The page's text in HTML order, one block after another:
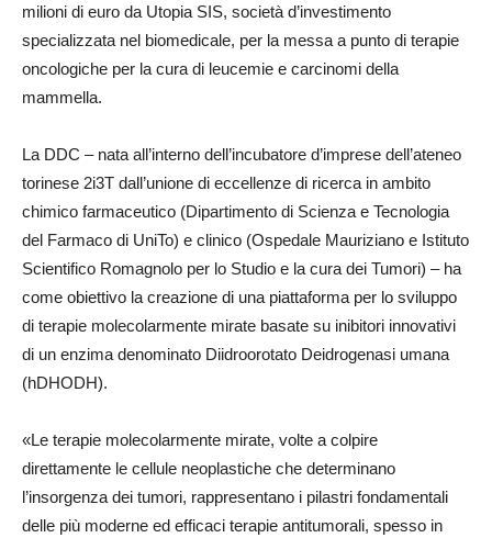
milioni di euro da Utopia SIS, società d’investimento
specializzata nel biomedicale, per la messa a punto di terapie
oncologiche per la cura di leucemie e carcinomi della
mammella.
La DDC – nata all’interno dell’incubatore d’imprese dell’ateneo
torinese 2i3T dall’unione di eccellenze di ricerca in ambito
chimico farmaceutico (Dipartimento di Scienza e Tecnologia
del Farmaco di UniTo) e clinico (Ospedale Mauriziano e Istituto
Scientifico Romagnolo per lo Studio e la cura dei Tumori) – ha
come obiettivo la creazione di una piattaforma per lo sviluppo
di terapie molecolarmente mirate basate su inibitori innovativi
di un enzima denominato Diidroorotato Deidrogenasi umana
(hDHODH).
«Le terapie molecolarmente mirate, volte a colpire
direttamente le cellule neoplastiche che determinano
l’insorgenza dei tumori, rappresentano i pilastri fondamentali
delle più moderne ed efficaci terapie antitumorali, spesso in